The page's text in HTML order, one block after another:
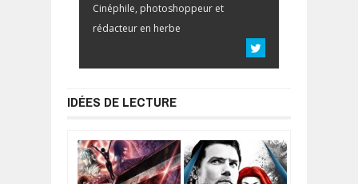
Cinéphile, photoshoppeur et
rédacteur en herbe
IDÉES DE LECTURE